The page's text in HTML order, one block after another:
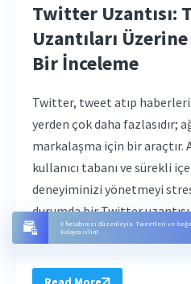
X hesabınızı düzenleyin. Tweetleri ve
kolayca silin!
Twitter Uzantısı:
Uzantıları
Bir İnceleme
Twitter, tweet atıp
yerden çok daha fazlasıdır;
markalaşma için bir araçtır.
kullanıcı tabanı ve sürekli
deneyiminizi yönetmeyi
durumda bir Twitter
uzantıları, üçüncü taraf veya